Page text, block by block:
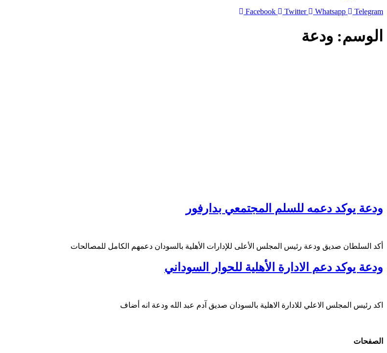
Facebook
Twitter Whatsapp Telegram
الوسم: ودعة
ودعة يوكد دعمه للسلم المجتمعي بدارفور
أكد السلطان صديق ودعة رئيس المجلس الأعلى للإدارات الأهلية بالسودان دعمهم الكامل للمصالحات
ودعة يوكد دعم الادارة الأهلية للحوار السوداني
اكد رئيس المجلس الاعلي للادارة الاهلية بالسودان صديق آدم عبد الله ودعة انه أضاف
الصفحات